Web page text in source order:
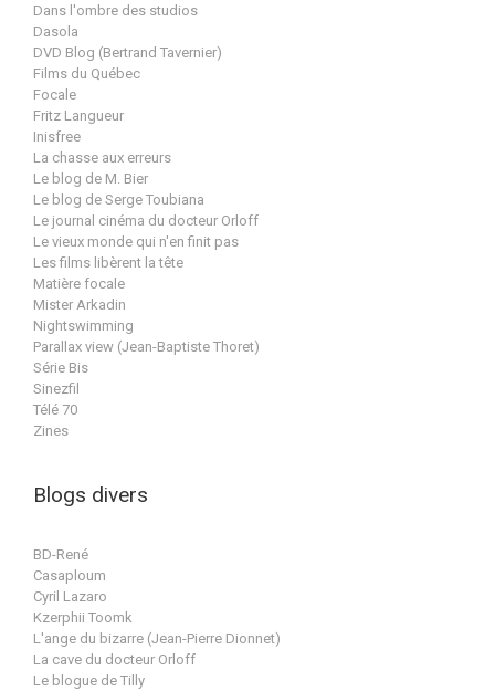
Dans l'ombre des studios
Dasola
DVD Blog (Bertrand Tavernier)
Films du Québec
Focale
Fritz Langueur
Inisfree
La chasse aux erreurs
Le blog de M. Bier
Le blog de Serge Toubiana
Le journal cinéma du docteur Orloff
Le vieux monde qui n'en finit pas
Les films libèrent la tête
Matière focale
Mister Arkadin
Nightswimming
Parallax view (Jean-Baptiste Thoret)
Série Bis
Sinezfil
Télé 70
Zines
Blogs divers
BD-René
Casaploum
Cyril Lazaro
Kzerphii Toomk
L'ange du bizarre (Jean-Pierre Dionnet)
La cave du docteur Orloff
Le blogue de Tilly